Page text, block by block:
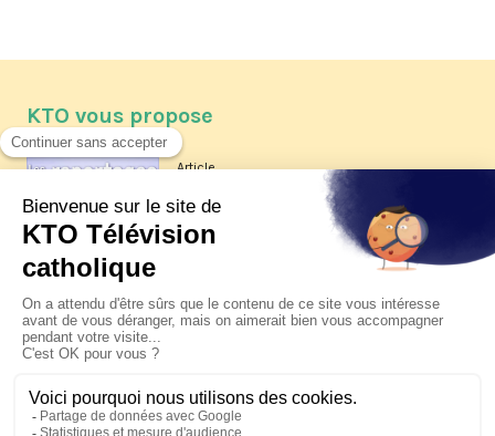
KTO vous propose
Article
Les reportages d'été 2026 de KTO
La visite pastorale du pape Léon
XIV à Assise à suivre sur KTO le
jeudi 6 août
Le pape en Uruguay, Argentine et
Pérou du 6 au 17 novembre 2026